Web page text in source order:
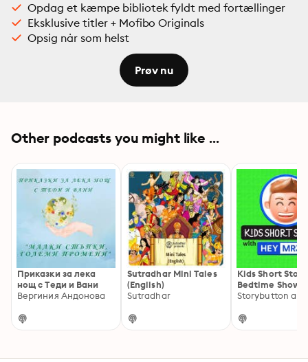
Opdag et kæmpe bibliotek fyldt med fortællinger
Eksklusive titler + Mofibo Originals
Opsig når som helst
Prøv nu
Other podcasts you might like ...
Приказки за лека
нощ с Теди и Вани
Вергиния Андонова
Sutradhar Mini Tales
(English)
Sutradhar
Kids Short
Bedtime Show
Jim